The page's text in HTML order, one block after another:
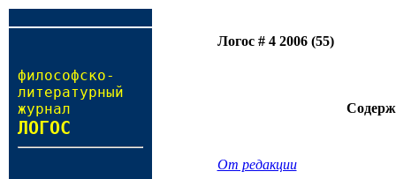
философско-
литературный
журнал
ЛОГОС
Логос # 4 2006 (55)
От редакции